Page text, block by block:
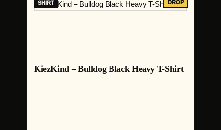
KiezKind – Bulldog Black Heavy T-Shirt